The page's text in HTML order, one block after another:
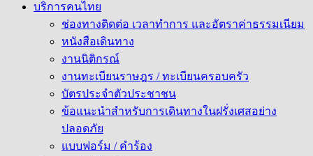
บริการคนไทย
ช่องทางติดต่อ เวลาทำการ และอัตราค่าธรรมเนียม
หนังสือเดินทาง
งานนิติกรณ์
งานทะเบียนราษฎร / ทะเบียนครอบครัว
บัตรประจำตัวประชาชน
ข้อแนะนำสำหรับการเดินทางในฝรั่งเศสอย่าง
ปลอดภัย
แบบฟอร์ม / คำร้อง